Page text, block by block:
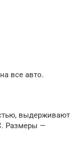
все авто.
выдерживают
Размеры —